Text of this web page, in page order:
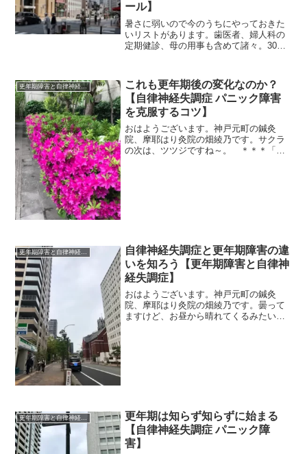
ール】
暑さに弱いので今のうちにやっておきた
いリストがあります。歯医者、婦人科の
定期健診、母の用事も含めて諸々。30℃
更年期障害と自律神経失調症
これも更年期後の変化なのか？
【自律神経失調症 パニック障害
を克服するコツ】
おはようございます。神戸元町の鍼灸
院、摩耶はり灸院の畑綾乃です。サクラ
の次は、ツツジですね～。 ＊＊＊「な
更年期障害と自律神経失調症
自律神経失調症と更年期障害の違
いを知ろう【更年期障害と自律神
経失調症】
おはようございます。神戸元町の鍼灸
院、摩耶はり灸院の畑綾乃です。曇って
ますけど、お昼から晴れてくるみたいで
更年期は知らず知らずに始まる
【自律神経失調症 パニック障
害】